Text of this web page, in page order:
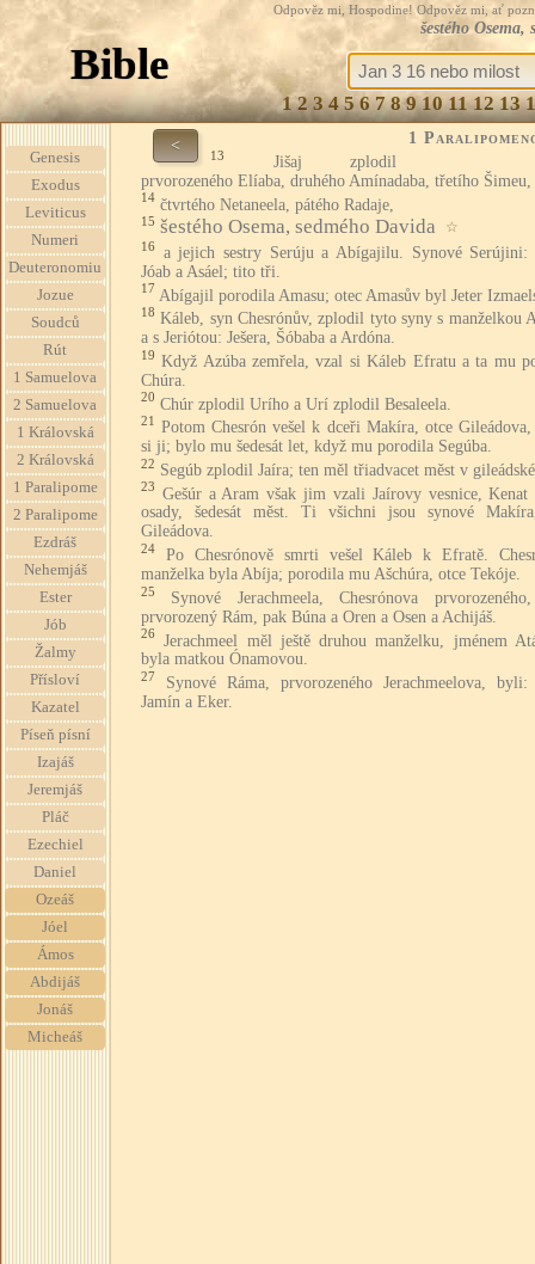
Odpověz mi, Hospodine! Odpověz mi, ať
šestého
Bible
1 2 3 4 5 6 7 8 9 10 11 12 13
Genesis
Exodus
Leviticus
Numeri
Deuteronomiu
Jozue
Soudců
Rút
1 Samuelova
2 Samuelova
1 Královská
2 Královská
1 Paralipome
2 Paralipome
Ezdráš
Nehemjáš
Ester
Jób
Žalmy
Přísloví
Kazatel
Píseň písní
Izajáš
Jeremjáš
Pláč
Ezechiel
Daniel
Ozeáš
Jóel
Ámos
Abdijáš
Jonáš
Micheáš
< 1
13
Jišaj zplodil
prvorozeného Elíaba, druhého Amínadaba, třetího Šimeu,
14 čtvrtého Netaneela, pátého Radaje,
15 šestého Osema, sedmého Davida ☆
16
a jejich sestry Serúju a Abígajilu. Synové Serújini:
Jóab a Asáel; tito tři.
17 Abígajil porodila Amasu; otec Amasův byl Jeter
18 Káleb, syn Chesrónův, zplodil tyto syny s manželkou
a s Jeriótou: Ješera, Šóbaba a Ardóna.
19 Když Azúba zemřela, vzal si Káleb Efratu a ta mu
Chúra.
20 Chúr zplodil Urího a Urí zplodil Besaleela.
21
Potom Chesrón vešel k dceři Makíra, otce
si ji; bylo mu šedesát let, když mu porodila Segúba.
22 Segúb zplodil Jaíra; ten měl třiadvacet měst v
23 Gešúr a Aram však jim vzali Jaírovy vesnice, Kenat
osady, šedesát měst. Ti všichni jsou synové
Gileádova.
24
Po Chesrónově smrti vešel Káleb k Efratě.
manželka byla Abíja; porodila mu Ašchúra, otce Tekóje.
25
Synové Jerachmeela, Chesrónova
prvorozený Rám, pak Búna a Oren a Osen a Achijáš.
26
Jerachmeel měl ještě druhou manželku, jménem
byla matkou Ónamovou.
27
Synové Ráma, prvorozeného Jerachmeelova, byli:
Jamín a Eker.